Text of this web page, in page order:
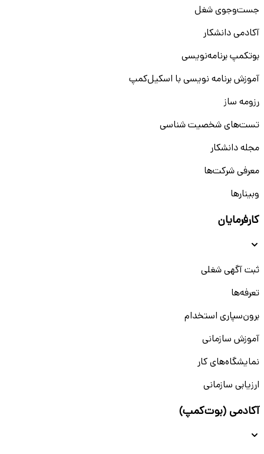
جست‌و‌جوی شغل
آکادمی دانشکار
بوتکمپ برنامه‌نویسی
آموزش برنامه نویسی با اسکیل‌کمپ
رزومه ساز
تست‌های شخصیت شناسی
مجله دانشکار
معرفی شرکت‌ها
وبینار‌‌ها
کارفرمایان
ثبت آگهی شغلی
تعرفه‌ها
برون‌سپاری استخدام
آموزش سازمانی
نمایشگاه‌های کار
ارزیابی سازمانی
آکادمی (بوت‌کمپ)